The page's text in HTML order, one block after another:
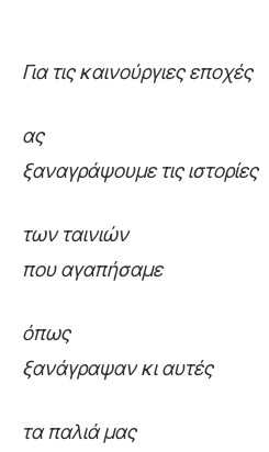
Για τις καινούργιες εποχές
ας
ξαναγράψουμε τις ιστορίες
των ταινιών
που αγαπήσαμε
όπως
ξανάγραψαν κι αυτές
τα παλιά μας